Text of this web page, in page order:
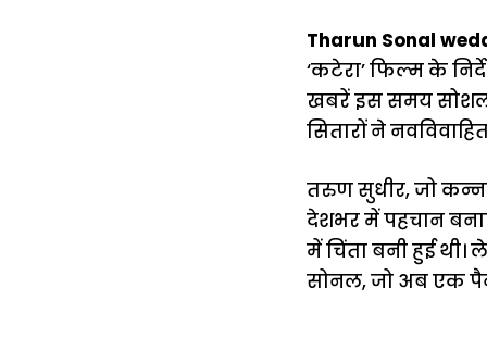
Tharun Sonal
‘कटेरा’ फिल्म के
खबरें इस समय सोशल
सितारों ने
तरुण सुधीर, जो
देशभर में पहचान
में चिंता बनी हुई
सोनल, जो अब एक